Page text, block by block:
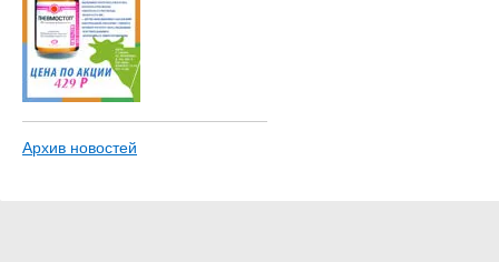
Архив новостей